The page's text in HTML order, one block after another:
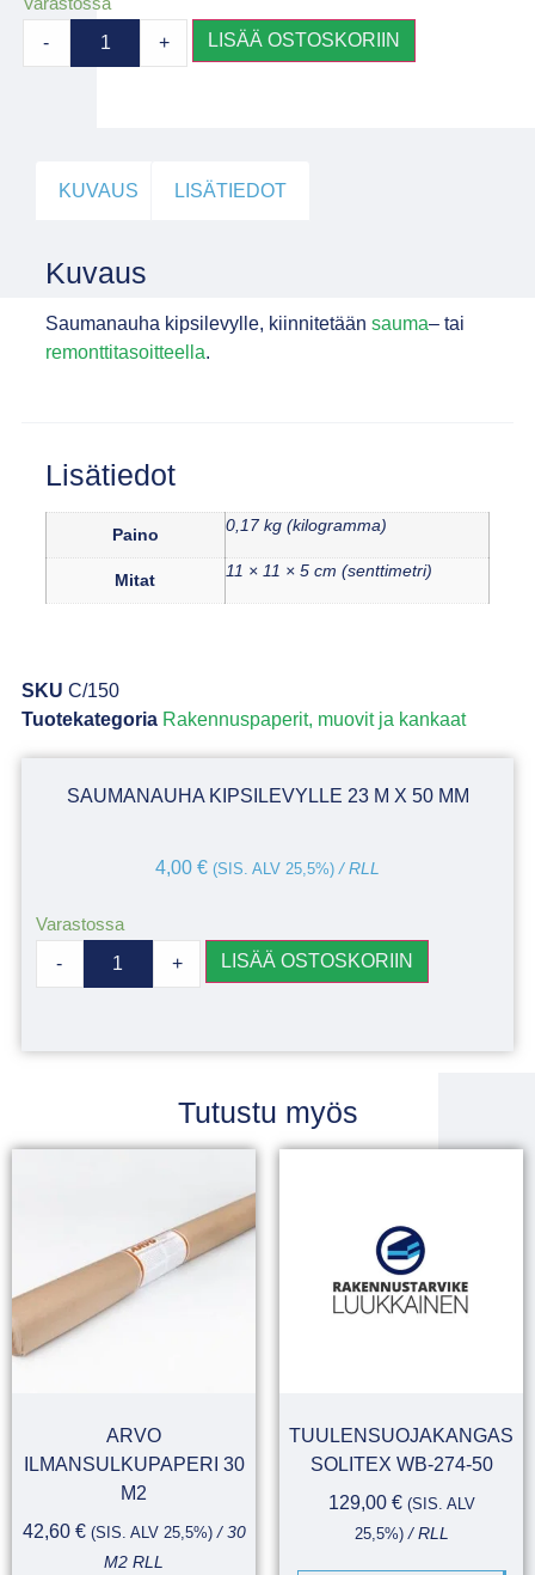
- + LISÄÄ OSTOSKORIIN
KUVAUS LISÄTIEDOT
Kuvaus
Saumanauha kipsilevylle, kiinnitetään sauma– tai
remonttitasoitteella.
Lisätiedot
Paino 0,17 kg (kilogramma)
Mitat 11 × 11 × 5 cm (senttimetri)
SKU C/150
Tuotekategoria Rakennuspaperit, muovit ja kankaat
SAUMANAUHA KIPSILEVYLLE 23 M X 50 MM
4,00 € (SIS. ALV 25,5%) / RLL
Varastossa
- + LISÄÄ OSTOSKORIIN
Tutustu myös
ARVO
ILMANSULKUPAPERI 30
M2
42,60 € (SIS. ALV 25,5%)/ 30
M2 RLL
TUULENSUOJAKANGAS
SOLITEX WB-274-50
129,00 € (SIS. ALV
25,5%)/ RLL